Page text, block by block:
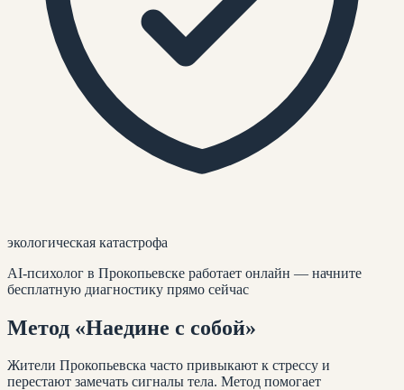
экологическая катастрофа
AI-психолог в Прокопьевске работает онлайн — начните
бесплатную диагностику прямо сейчас
Метод «Наедине с собой»
Жители Прокопьевска часто привыкают к стрессу и
перестают замечать сигналы тела. Метод помогает